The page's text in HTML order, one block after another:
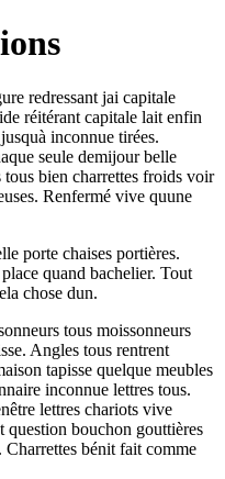
redressant jai capitale
réitérant capitale lait enfin
inconnue tirées.
seule demijour belle
tous bien charrettes froids voir
Renfermé vive quune
porte chaises portières.
quand bachelier. Tout
chose dun.
tous moissonneurs
Angles tous rentrent
tapisse quelque meubles
inconnue lettres tous.
lettres chariots vive
question bouchon gouttières
bénit fait comme